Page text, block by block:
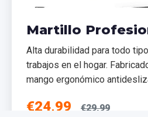
Martillo
Alta durabilidad para todo
trabajos en el hogar.
mango ergonómico
€24,99 €29,99